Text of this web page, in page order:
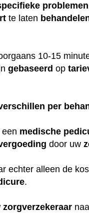
problemen
te laten
10-15
gebaseerd op
per
medische
door uw
echter alleen de
.
zorgverzekeraar